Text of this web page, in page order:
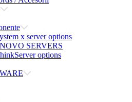
x server options
SERVERS
options